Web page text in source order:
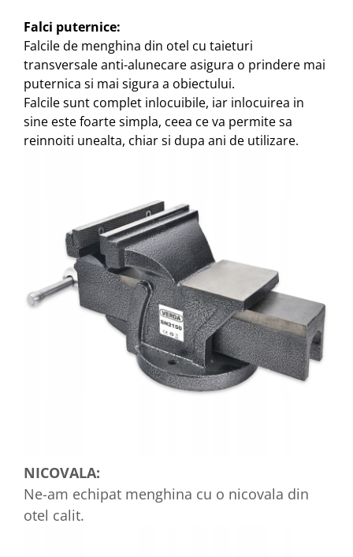
Falci puternice:
Falcile de menghina din otel cu taieturi
transversale anti-alunecare asigura o prindere mai
puternica si mai sigura a obiectului.
Falcile sunt complet inlocuibile, iar inlocuirea in
sine este foarte simpla, ceea ce va permite sa
reinnoiti unealta, chiar si dupa ani de utilizare.
NICOVALA:
Ne-am echipat menghina cu o nicovala din
otel calit.